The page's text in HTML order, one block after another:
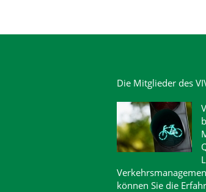
Die Mitglieder des
können Sie die